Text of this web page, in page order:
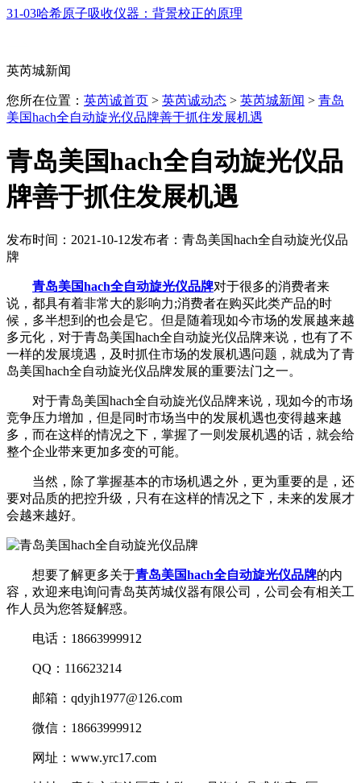
31-03哈希原子吸收仪器：背景校正的原理
英芮城新闻
您所在位置： 英芮诚首页 > 英芮诚动态 > 英芮城新闻 > 青岛
美国hach全自动旋光仪品牌善于抓住发展机遇
青岛美国hach全自动旋光仪品
牌善于抓住发展机遇
发布时间：2021-10-12发布者：青岛美国hach全自动旋光仪品
牌
青岛美国hach全自动旋光仪品牌对于很多的消费者来
说，都具有着非常大的影响力;消费者在购买此类产品的时
候，多半想到的也会是它。但是随着现如今市场的发展越来越
多元化，对于青岛美国hach全自动旋光仪品牌来说，也有了不
一样的发展境遇，及时抓住市场的发展机遇问题，就成为了青
岛美国hach全自动旋光仪品牌发展的重要法门之一。
对于青岛美国hach全自动旋光仪品牌来说，现如今的市场
竞争压力增加，但是同时市场当中的发展机遇也变得越来越
多，而在这样的情况之下，掌握了一则发展机遇的话，就会给
整个企业带来更加多变的可能。
当然，除了掌握基本的市场机遇之外，更为重要的是，还
要对品质的把控升级，只有在这样的情况之下，未来的发展才
会越来越好。
想要了解更多关于青岛美国hach全自动旋光仪品牌的内
容，欢迎来电询问青岛英芮城仪器有限公司，公司会有相关工
作人员为您答疑解惑。
电话：18663999912
QQ：116623214
邮箱：qdyjh1977@126.com
微信：18663999912
网址：www.yrc17.com